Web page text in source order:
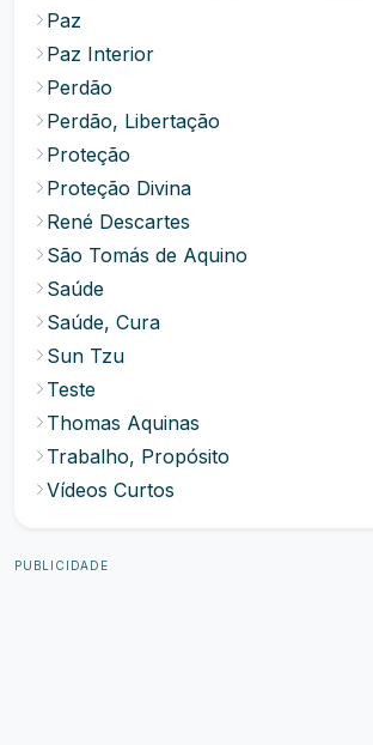
Paz
Paz Interior
Perdão
Perdão, Libertação
Proteção
Proteção Divina
René Descartes
São Tomás de Aquino
Saúde
Saúde, Cura
Sun Tzu
Teste
Thomas Aquinas
Trabalho, Propósito
Vídeos Curtos
PUBLICIDADE